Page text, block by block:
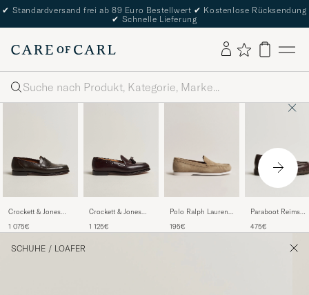
✔ Standardversand frei ab 89 Euro Bestellwert ✔ Kostenlose Rücksendung
✔ Schnelle Lieferung
Suche
Crockett & Jones
Brown Shell
1 075€
Crockett & Jones
Burgundy Shell
1 125€
Polo Ralph Lauren
Suede Loafer Dirty
195€
Paraboot Reims
475€
SCHUHE / LOAFER